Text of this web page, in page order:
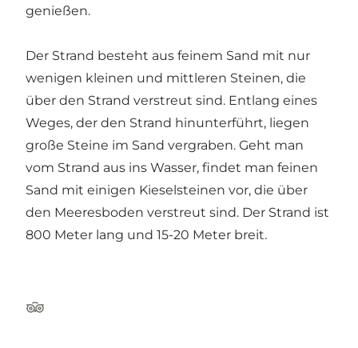
genießen.
Der Strand besteht aus feinem Sand mit nur
wenigen kleinen und mittleren Steinen, die
über den Strand verstreut sind. Entlang eines
Weges, der den Strand hinunterführt, liegen
große Steine im Sand vergraben. Geht man
vom Strand aus ins Wasser, findet man feinen
Sand mit einigen Kieselsteinen vor, die über
den Meeresboden verstreut sind. Der Strand ist
800 Meter lang und 15-20 Meter breit.
Tripadvisor